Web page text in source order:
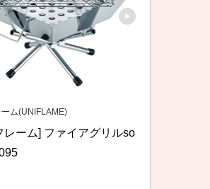
ーム(UNIFLAME)
レーム] ファイアグリルso